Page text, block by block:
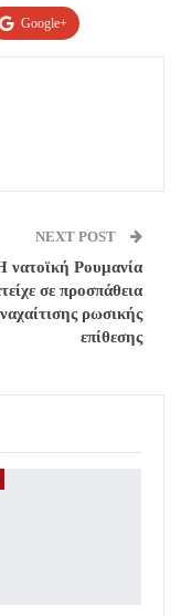
Google+
NEXT POST
νατοϊκή Ρουμανία
σε προσπάθεια
ρωσικής
επίθεσης